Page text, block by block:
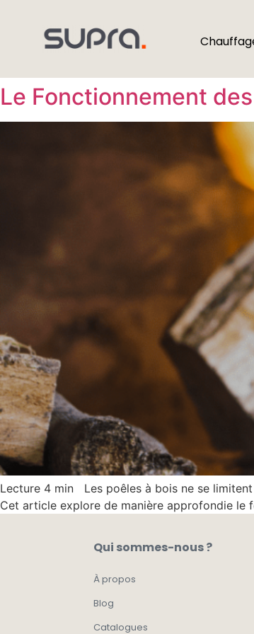
Le Fonctionnement
Lecture 4 min Les poêles à bois ne se
Cet article explore de manière approfondie le
Qui sommes-nous ?
À propos
Blog
Catalogues